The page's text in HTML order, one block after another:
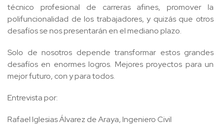
técnico profesional de carreras afines, promover la
polifuncionalidad de los trabajadores, y quizás que otros
desafíos se nos presentarán en el mediano plazo.
Solo de nosotros depende transformar estos grandes
desafíos en enormes logros. Mejores proyectos para un
mejor futuro, con y para todos.
Entrevista por:
Rafael Iglesias Álvarez de Araya, Ingeniero Civil